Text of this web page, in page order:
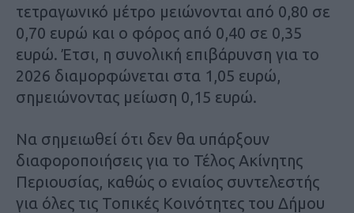
τετραγωνικό μέτρο μειώνονται από 0,80 σε
0,70 ευρώ και ο φόρος από 0,40 σε 0,35
ευρώ. Έτσι, η συνολική επιβάρυνση για το
2026 διαμορφώνεται στα 1,05 ευρώ,
σημειώνοντας μείωση 0,15 ευρώ.
Να σημειωθεί ότι δεν θα υπάρξουν
διαφοροποιήσεις για το Τέλος Ακίνητης
Περιουσίας, καθώς ο ενιαίος συντελεστής
για όλες τις Τοπικές Κοινότητες του Δήμου